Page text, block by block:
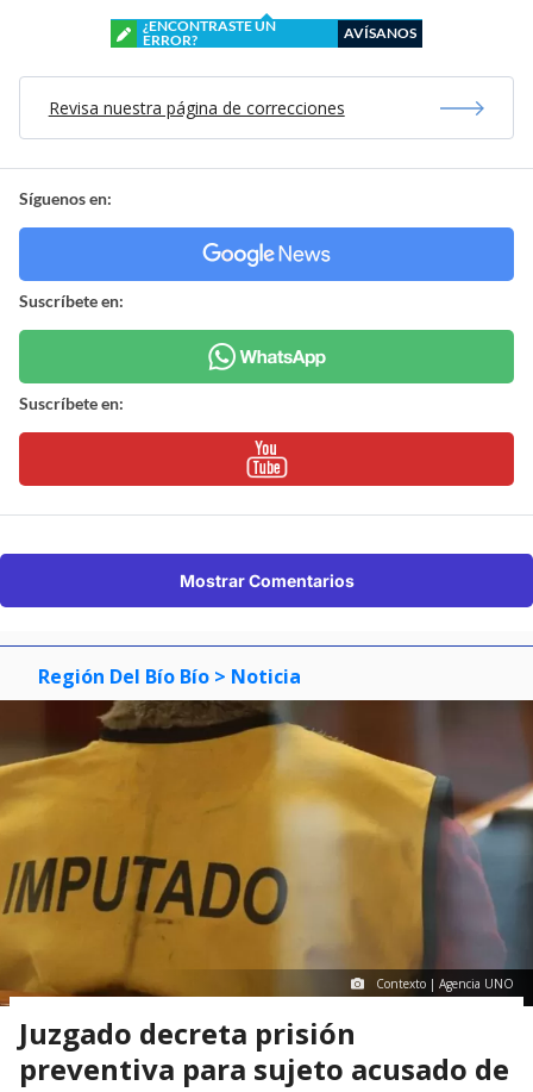
¿ENCONTRASTE UN
ERROR?
AVÍSANOS
Revisa nuestra página de correcciones
Síguenos en:
Suscríbete en:
Suscríbete en:
Mostrar Comentarios
Región Del Bío Bío > Noticia
Contexto | Agencia UNO
Juzgado decreta prisión
preventiva para sujeto acusado de